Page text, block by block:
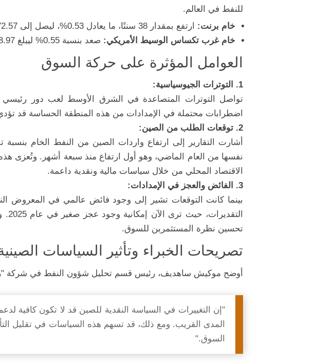
للنفط في العالم.
خام برنت: ارتفع بمقدار 38 سنتًا، ما يعادل 0.53%، ليصل إلى 72.57 دولارًا للبرميل.
خام غرب تكساس الوسيط الأمريكي: صعد بنسبة 0.55% ليبلغ 68.97 دولارًا للبرميل.
العوامل المؤثرة على حركة السوق
1. التوترات الجيوسياسية:
تواصل التوترات المتصاعدة في الشرق الأوسط لعب دور
اضطرابات محتملة في الإمدادات من هذه المنطقة الحساسة قد
2. توقعات الطلب من الصين:
نفسها من العام الماضي، وهو أول ارتفاع منذ سبعة أشهر. وتُعزى هذه
الاقتصاد المحلي من خلال سياسات مالية ونقدية داعمة.
3. الفائض والعجز في الإمدادات:
بينما كانت التوقعات تشير إلى وجود فائض عالمي في المعروض
تحسين نظرة المستثمرين للسوق.
تصريحات الخبراء وتأثير السياسات
أوضح موكيش ساهديف، رئيس قسم تحليل شؤون النفط في شركة
"إن التغييرات في السياسة النقدية للصين قد لا تكون كافية
المدى القريب. ومع ذلك، قد تسهم هذه السياسات في تقليل
السوق."